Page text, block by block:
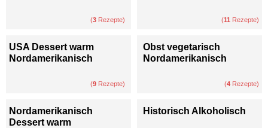
(3 Rezepte) (11 Rezepte)
USA Dessert warm
Nordamerikanisch
(9 Rezepte)
Obst vegetarisch
Nordamerikanisch
(4 Rezepte)
Nordamerikanisch
Dessert warm
Historisch Alkoholisch